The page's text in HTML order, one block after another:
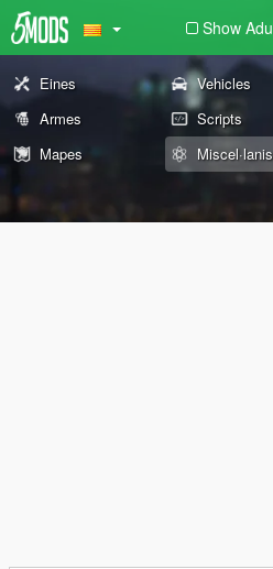
Show
Eines Vehicles
Armes
Scripts
Mapes
Miscel·lanis